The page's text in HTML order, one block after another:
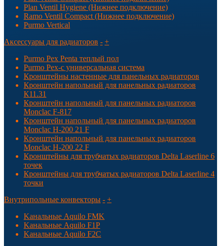
Plan Ventil Hygiene (Нижнее подключение)
Ramo Ventil Compact (Нижнее подключение)
Purmo Vertical
Аксессуары для радиаторов - +
Purmo Pex Penta теплый пол
Purmo Pex-c универсальная система
Кронштейны настенные для панельных радиаторов
Кронштейн напольный для панельных радиаторов
К11.31
Кронштейн напольный для панельных радиаторов
Monclac F-817
Кронштейн напольный для панельных радиаторов
Monclac H-200 21 F
Кронштейн напольный для панельных радиаторов
Monclac H-200 22 F
Кронштейны для трубчатых радиаторов Delta Laserline 6
точек
Кронштейны для трубчатых радиаторов Delta Laserline 4
точки
Внутрипольные конвекторы - +
Kанальные Aquilo FMK
Kанальные Aquilo F1P
Kанальные Aquilo F2C